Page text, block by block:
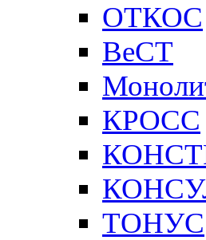
ОТКОС
ВеСТ
КРОСС
ТОНУС